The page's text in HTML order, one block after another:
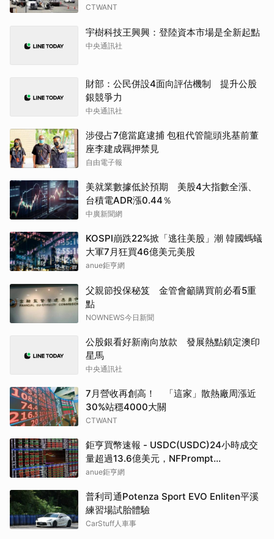
CTWANT
宇樹科技王興興：登陸資本市場是全新起點
中央通訊社
財部：公民併設4面向評估機制 提升公股
銀競爭力
中央通訊社
涉侵占7億當庭逮捕 包租代管龍頭兆基前董
座李建成羈押禁見
自由電子報
美就業數據低於預期 美股4大指數全漲、
台積電ADR漲0.44％
中廣新聞網
KOSPI崩跌22%掀「逃往美股」潮 韓國螞蟻
大軍7月狂買46億美元美股
anue鉅亨網
父親節投保秘笈 金管會籲購買前必看5重
點
NOWNEWS今日新聞
公股銀看好新南向放款 發展熱點鎖定澳印
星馬
中央通訊社
7月營收再創高！ 「這家」散熱廠周漲近
30%站穩4000大關
CTWANT
鉅亨買幣速報 - USDC(USDC)24小時成交
量超過13.6億美元，NFPrompt
Token(NFP)24小時漲幅達66.2%
anue鉅亨網
普利司通Potenza Sport EVO Enliten平溪
練習場試胎體驗
CarStuff人車事